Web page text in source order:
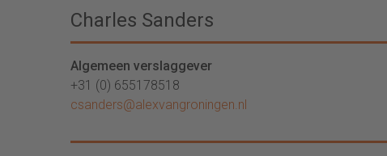
Charles Sanders
Algemeen verslaggever
+31 (0) 655178518
csanders@alexvangroningen.nl